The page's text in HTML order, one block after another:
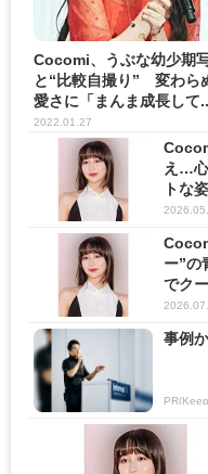
Cocomi、うぶな幼少期
と“比較自撮り” 変わら
愛さに「まんま成長して
2022.01.27
え…
トな
ー”の
でク
事例